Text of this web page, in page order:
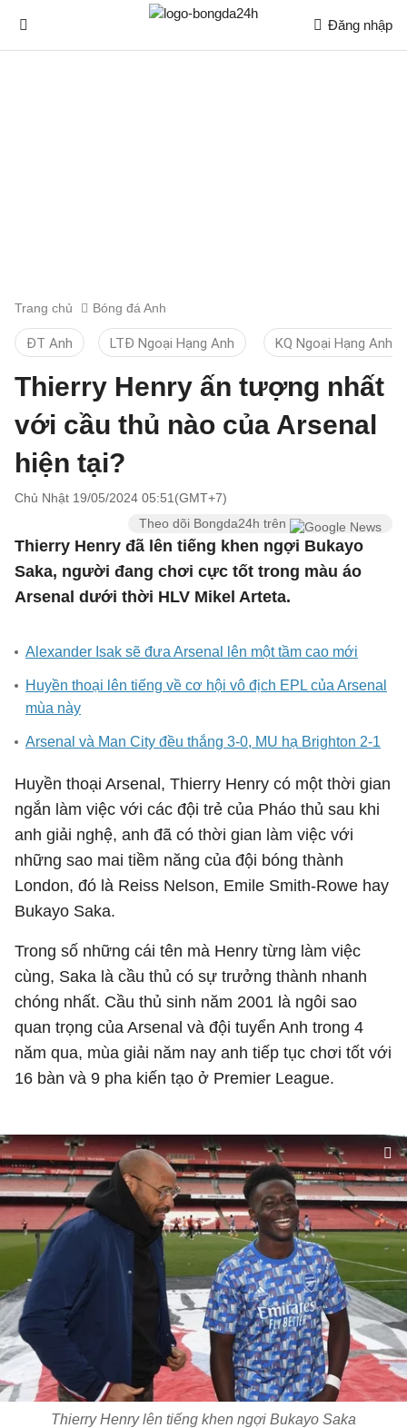
Đăng nhập
Trang chủ Bóng đá Anh
ĐT Anh LTĐ Ngoại Hạng Anh KQ Ngoại Hạng Anh
Thierry Henry ấn tượng nhất
với cầu thủ nào của Arsenal
hiện tại?
Chủ Nhật 19/05/2024 05:51(GMT+7)
Theo dõi Bongda24h trên
Thierry Henry đã lên tiếng khen ngợi Bukayo
Saka, người đang chơi cực tốt trong màu áo
Arsenal dưới thời HLV Mikel Arteta.
Alexander Isak sẽ đưa Arsenal lên một tầm cao mới
Huyền thoại lên tiếng về cơ hội vô địch EPL của Arsenal
mùa này
Arsenal và Man City đều thắng 3-0, MU hạ Brighton 2-1
Huyền thoại Arsenal, Thierry Henry có một thời gian
ngắn làm việc với các đội trẻ của Pháo thủ sau khi
anh giải nghệ, anh đã có thời gian làm việc với
những sao mai tiềm năng của đội bóng thành
London, đó là Reiss Nelson, Emile Smith-Rowe hay
Bukayo Saka.
Trong số những cái tên mà Henry từng làm việc
cùng, Saka là cầu thủ có sự trưởng thành nhanh
chóng nhất. Cầu thủ sinh năm 2001 là ngôi sao
quan trọng của Arsenal và đội tuyển Anh trong 4
năm qua, mùa giải năm nay anh tiếp tục chơi tốt với
16 bàn và 9 pha kiến tạo ở Premier League.
Thierry Henry lên tiếng khen ngợi Bukayo Saka